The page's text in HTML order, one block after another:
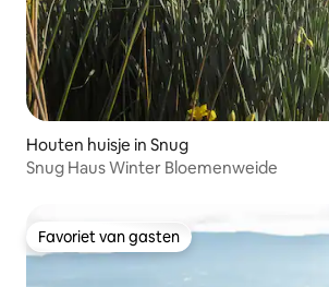
Houten huisje in Snug
Snug Haus Winter Bloemenweide
Favoriet van gasten
Favoriet van gasten